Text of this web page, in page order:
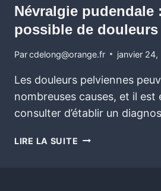
Névralgie pudendale
possible de
Parcdelong@orange.fr janvier 24,
Les douleurs pelviennes
nombreuses causes, et il est
consulter d’établir un
LIRE LA SUITE